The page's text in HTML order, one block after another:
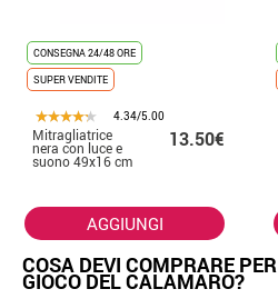
CONSEGNA 24/48 ORE
SUPER VENDITE
4.34/5.00
Mitragliatrice
nera con luce e
suono 49x16 cm
13.50€
AGGIUNGI
COSA DEVI COMPRARE
GIOCO DEL CALAMARO?